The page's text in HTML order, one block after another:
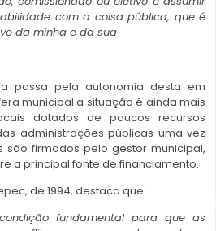
com a coisa pública, que é
da minha e da sua
passa pela autonomia desta em
municipal a situação é ainda mais
dotados de poucos recursos
administrações públicas uma vez
são firmados pelo gestor municipal,
a principal fonte de financiamento.
de 1994, destaca que:
fundamental para que as